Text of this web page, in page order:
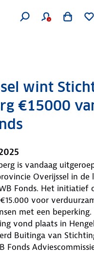
wint
€15000
is vandaag
Overijssel in de
Fonds. Het initiatief
voor
met een beperking.
vond plaats in
Buitinga van
Fonds